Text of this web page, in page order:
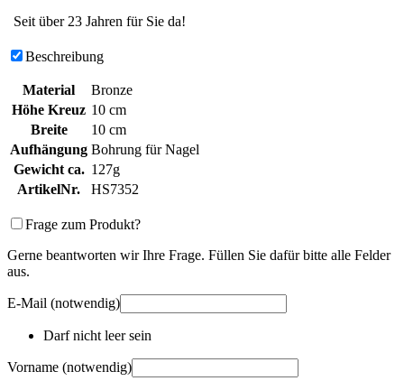
Seit über 23 Jahren für Sie da!
Beschreibung
Material
Bronze
Höhe Kreuz 10 cm
Breite
10 cm
Aufhängung Bohrung für Nagel
Gewicht ca. 127g
ArtikelNr.
HS7352
Frage zum Produkt?
Gerne beantworten wir Ihre Frage. Füllen Sie dafür bitte alle Felder
aus.
E-Mail (notwendig)
Darf nicht leer sein
Vorname (notwendig)